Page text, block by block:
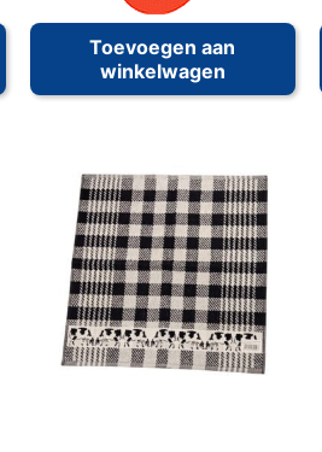
Toevoegen aan
winkelwagen